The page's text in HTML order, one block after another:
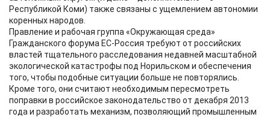
Республикой Коми) также связаны с ущемлением автономии
коренных народов.
Правление и рабочая группа «Окружающая среда»
Гражданского форума ЕС-Россия требуют от российских
властей тщательного расследования недавней масштабной
экологической катастрофы под Норильском и обеспечения
того, чтобы подобные ситуации больше не повторялись.
Кроме того, они считают необходимым пересмотреть
поправки в российское законодательство от декабря 2013
года и разработать механизм, позволяющий промышленным